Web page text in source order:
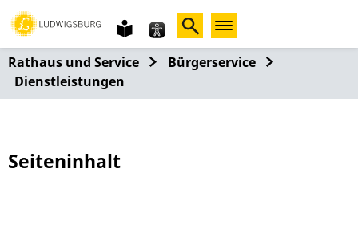
Gebärdensprache
leichte
Sprache
Rathaus und Service
Bürgerservice
Dienstleistungen
Seiteninhalt